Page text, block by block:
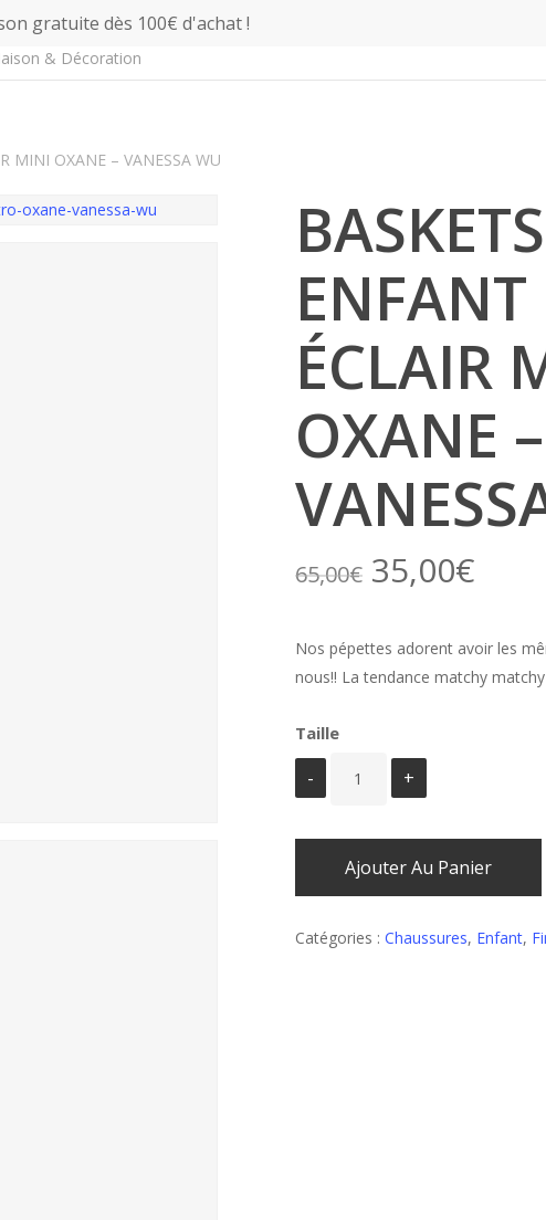
gratuite dès 100€ d'achat !
& Décoration
MINI OXANE – VANESSA WU
BASKETS
ENFANT
ÉCLAIR
OXANE –
65,00€ Le
prix
initial
était :
65,00€.
35,00€
est :
Nos pépettes adorent avoir les
nous!! La tendance matchy
Taille
Ajouter Au Panier
Catégories : Chaussures, Enfant,